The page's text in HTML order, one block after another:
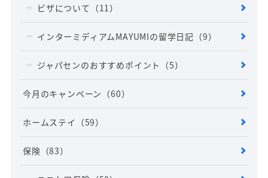
ビザについて （11）
インターミディアムMAYUMIの留学日記 （9）
ジャパセンのおすすめポイント （5）
今月のキャンペーン （60）
ホームステイ （59）
保険 （83）